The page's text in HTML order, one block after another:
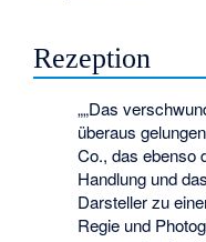
Rezeption
„„Das
überaus
Co., das ebenso
Handlung und
Darsteller zu
Regie und